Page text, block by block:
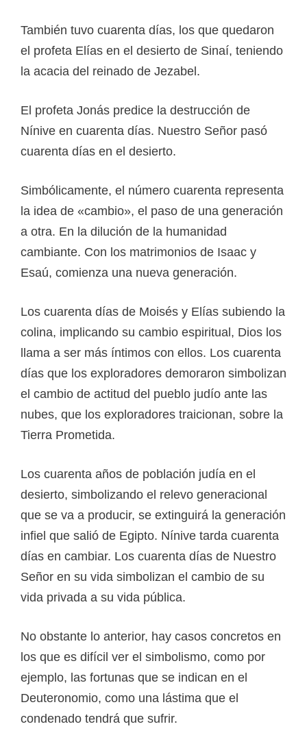
También tuvo cuarenta días, los que quedaron
el profeta Elías en el desierto de Sinaí, teniendo
la acacia del reinado de Jezabel.
El profeta Jonás predice la destrucción de
Nínive en cuarenta días. Nuestro Señor pasó
cuarenta días en el desierto.
Simbólicamente, el número cuarenta representa
la idea de «cambio», el paso de una generación
a otra. En la dilución de la humanidad
cambiante. Con los matrimonios de Isaac y
Esaú, comienza una nueva generación.
Los cuarenta días de Moisés y Elías subiendo la
colina, implicando su cambio espiritual, Dios los
llama a ser más íntimos con ellos. Los cuarenta
días que los exploradores demoraron simbolizan
el cambio de actitud del pueblo judío ante las
nubes, que los exploradores traicionan, sobre la
Tierra Prometida.
Los cuarenta años de población judía en el
desierto, simbolizando el relevo generacional
que se va a producir, se extinguirá la generación
infiel que salió de Egipto. Nínive tarda cuarenta
días en cambiar. Los cuarenta días de Nuestro
Señor en su vida simbolizan el cambio de su
vida privada a su vida pública.
No obstante lo anterior, hay casos concretos en
los que es difícil ver el simbolismo, como por
ejemplo, las fortunas que se indican en el
Deuteronomio, como una lástima que el
condenado tendrá que sufrir.